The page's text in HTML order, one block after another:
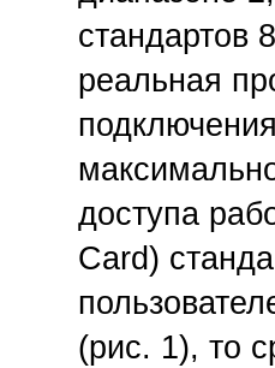
стандартов
реальная
доступа
Card)
(рис. 1), то